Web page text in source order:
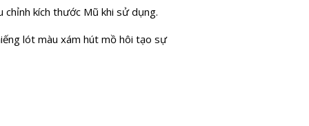
chỉnh kích thước Mũ khi sử dụng.
lót màu xám hút mồ hôi tạo sự